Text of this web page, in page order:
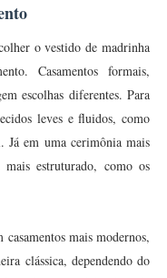
o vestido de madrinha
Casamentos formais,
escolhas diferentes. Para
leves e fluidos, como
Já em uma cerimônia mais
estruturado, como os
mais modernos,
clássica, dependendo do